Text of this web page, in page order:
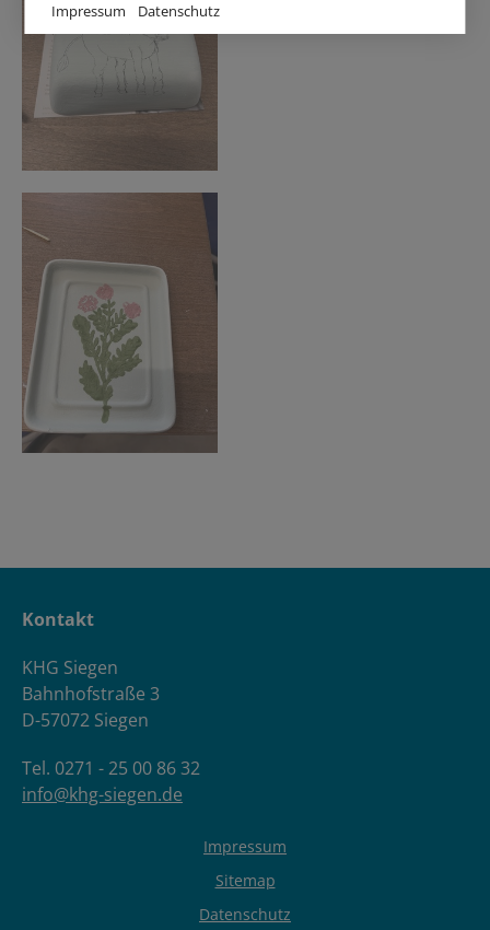
Impressum Datenschutz
Kontakt
KHG Siegen
Bahnhofstraße 3
D-57072 Siegen
Tel. 0271 - 25 00 86 32
info@khg-siegen.de
Impressum
Sitemap
Datenschutz